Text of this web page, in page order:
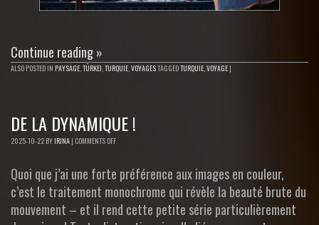
Continue reading»
ALSO POSTED IN PAYSAGE TÜRKEI TURQUIE VOYAGESTAGGEDTURQUIE VOYAGE |
DE LA DYNAMIQUE !
2025-10-22 BY IRINA | COMMENTS OFF
Quoi que j’ai une forte préférence aux images en couleur,
c’est le traitement monochrome qui révèle la beauté brute du
mouvement – et il rend cette petite série particulièrement